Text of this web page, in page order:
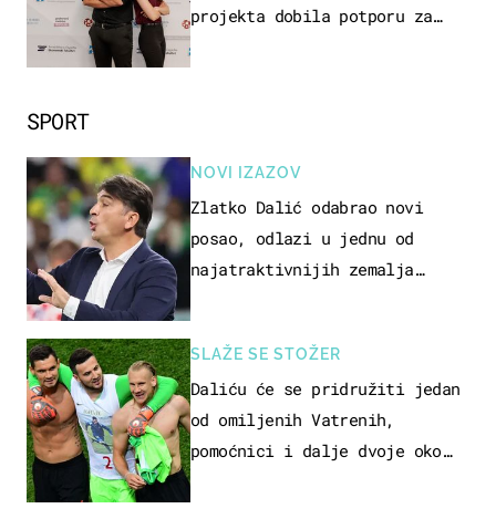
SPORT
NOVI IZAZOV
Zlatko Dalić odabrao novi
posao, odlazi u jednu od
najatraktivnijih zemalja
SLAŽE SE STOŽER
Daliću će se pridružiti jedan
od omiljenih Vatrenih,
pomoćnici i dalje dvoje oko
projekta dobila potporu za